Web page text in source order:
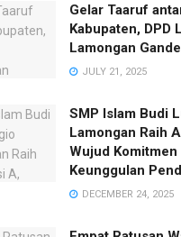
Gelar Taaruf
Kabupaten, DPD
Lamongan
JULY 21, 2025
SMP Islam Budi
Lamongan Raih
Wujud Komitmen
Keunggulan
DECEMBER 24, 2025